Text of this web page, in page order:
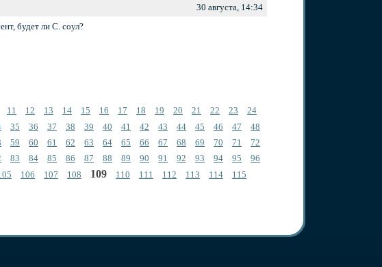
30 августа, 14:34
будет ли С. соул?
11 12 13 14 15 16 17 18 19 20 21 22 23
24
35 36 37 38 39 40 41 42 43 44 45 46 47
48
59 60 61 62 63 64 65 66 67 68 69 70 71
72
83 84 85 86 87 88 89 90 91 92 93 94 95
96
106 107 108 109 110 111 112 113 114
115